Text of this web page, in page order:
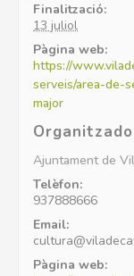
Finalització:
13 juliol
Pàgina web:
https://
serveis/area-de-
major
Ajuntament de
Telèfon:
937888666
Email:
Pàgina web: